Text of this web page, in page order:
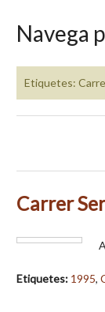
Navega
Etiquetes:
Carrer
Etiquetes: 1995,